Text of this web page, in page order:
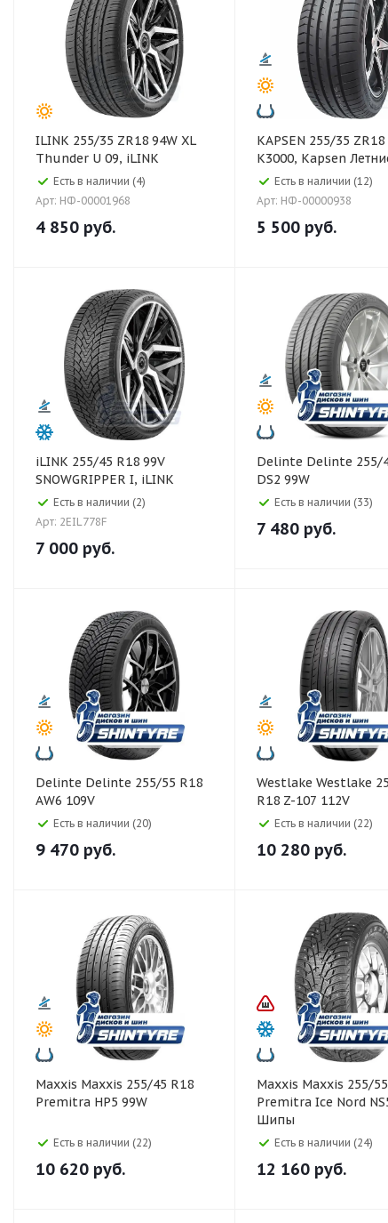
ILINK 255/35 ZR18 94W XL
Thunder U 09, iLINK
Есть в наличии (4)
Арт: НФ-00001968
4 850 руб.
KAPSEN 255/35 ZR18 94Y XL
K3000, Kapsen
Есть в наличии (12)
Арт: НФ-00000938
5 500 руб.
iLINK 255/45 R18 99V
SNOWGRIPPER I, iLINK
Есть в наличии (2)
Арт: 2EIL778F
7 000 руб.
Delinte Delinte 255/45 R18
DS2 99W
Есть в наличии (33)
7 480 руб.
Delinte Delinte 255/55 R18
AW6 109V
Есть в наличии (20)
9 470 руб.
Westlake Westlake 255/60
R18 Z-107 112V
Есть в наличии (22)
10 280 руб.
Maxxis Maxxis 255/45 R18
Premitra HP5 99W
Есть в наличии (22)
10 620 руб.
Maxxis Maxxis 255/55 R18
Premitra Ice Nord
Шипы
Есть в наличии (24)
12 160 руб.